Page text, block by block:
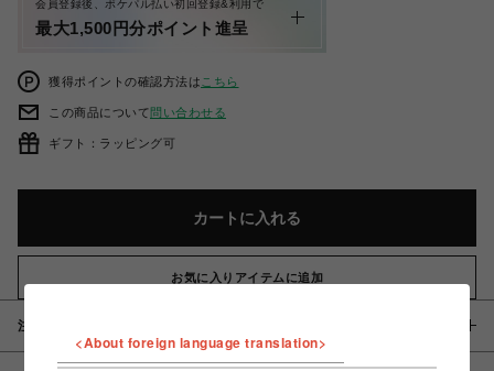
会員登録後、ポケパル払い初回登録&利用で
最大1,500円分ポイント進呈
獲得ポイントの確認方法は こちら
この商品について問い合わせる
ギフト：ラッピング可
カートに入れる
お気に入りアイテムに追加
注意事項
<About foreign language translation>